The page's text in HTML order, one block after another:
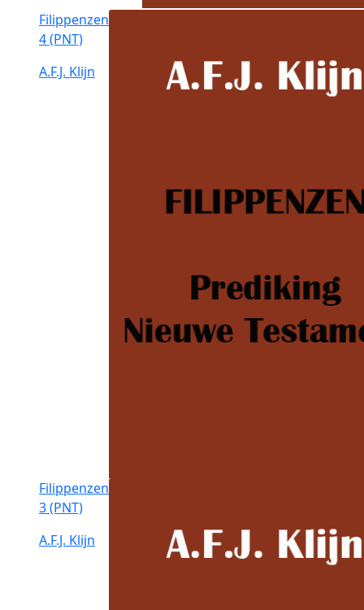
Filippenzen
4 (PNT)
A.F.J. Klijn
Filippenzen
3 (PNT)
A.F.J. Klijn